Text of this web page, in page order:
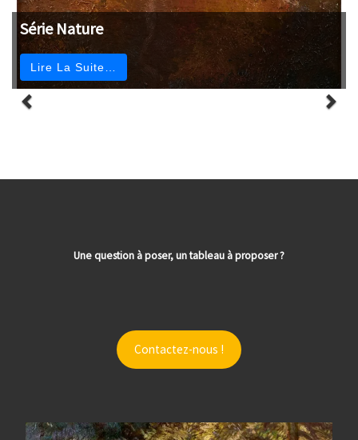
Série Nature
Lire La Suite…
Une question à poser, un tableau à proposer ?
Contactez-nous !